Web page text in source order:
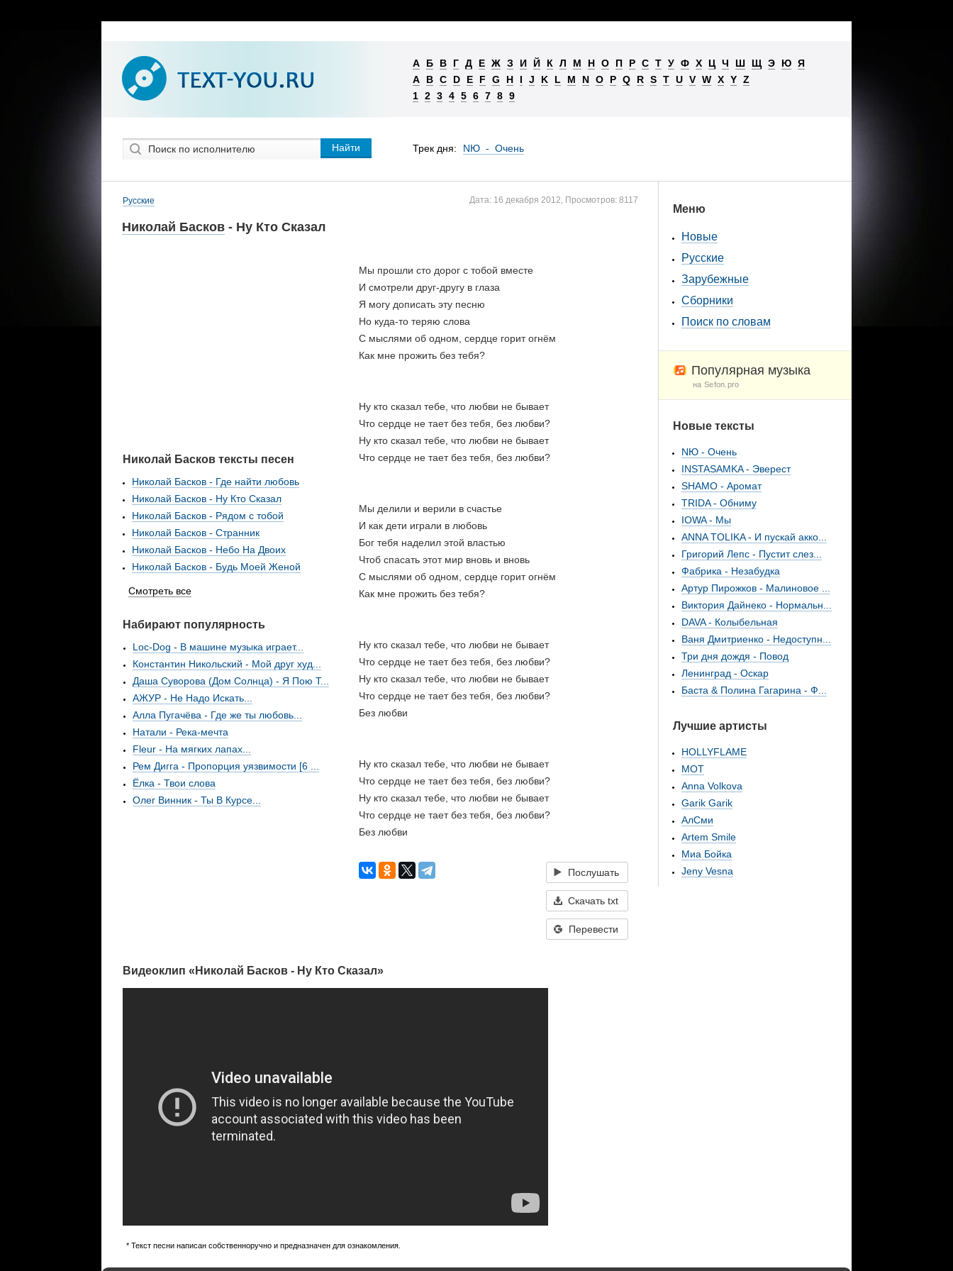
А Б В Г Д Е Ж З И Й К Л М Н О П Р С Т У Ф Х Ц Ч Ш Щ Э Ю Я
A
B C D E F G H I J K L M N O P Q R S T U V W X Y Z
1 2 3 4 5 6 7 8 9
Трек дня: NЮ - Очень
Русские Дата: 16 декабря 2012, Просмотров: 8117
Николай Басков - Ну Кто Сказал
Мы прошли сто дорог с тобой вместе
И смотрели друг-другу в глаза
Я могу дописать эту песню
Но куда-то теряю слова
С мыслями об одном, сердце горит огнём
Как мне прожить без тебя?
Ну кто сказал тебе, что любви не бывает
Что сердце не тает без тебя, без любви?
Ну кто сказал тебе, что любви не бывает
Что сердце не тает без тебя, без любви?
Мы делили и верили в счастье
И как дети играли в любовь
Бог тебя наделил этой властью
Чтоб спасать этот мир вновь и вновь
С мыслями об одном, сердце горит огнём
Как мне прожить без тебя?
Ну кто сказал тебе, что любви не бывает
Что сердце не тает без тебя, без любви?
Ну кто сказал тебе, что любви не бывает
Что сердце не тает без тебя, без любви?
Без любви
Ну кто сказал тебе, что любви не бывает
Что сердце не тает без тебя, без любви?
Ну кто сказал тебе, что любви не бывает
Что сердце не тает без тебя, без любви?
Без любви
Послушать
Скачать txt
Перевести
Николай Басков тексты песен
Николай Басков - Где найти любовь
Николай Басков - Ну Кто Сказал
Николай Басков - Рядом с тобой
Николай Басков - Странник
Николай Басков - Небо На Двоих
Николай Басков - Будь Моей Женой
Смотреть все
Набирают популярность
Loc-Dog - В машине музыка играет...
Константин Никольский - Мой друг худ...
Даша Суворова (Дом Солнца) - Я Пою Т...
АЖУР - Не Надо Искать...
Алла Пугачёва - Где же ты любовь...
Натали - Река-мечта
Flеur - На мягких лапах...
Рем Дигга - Пропорция уязвимости [6 ...
Ёлка - Твои слова
Олег Винник - Ты В Курсе...
Видеоклип «Николай Басков - Ну Кто Сказал»
* Текст песни написан собственноручно и предназначен для ознакомления.
Меню
Новые
Русские
Зарубежные
Сборники
Поиск по словам
Популярная музыка
на Sefon.pro
Новые тексты
NЮ - Очень
INSTASAMKA - Эверест
SHAMO - Аромат
TRIDA - Обниму
IOWA - Мы
ANNA TOLIKA - И пускай акко...
Григорий Лепс - Пустит слез...
Фабрика - Незабудка
Артур Пирожков - Малиновое ...
Виктория Дайнеко - Нормальн...
DAVA - Колыбельная
Ваня Дмитриенко - Недоступн...
Три дня дождя - Повод
Ленинград - Оскар
Баста & Полина Гагарина - Ф...
Лучшие артисты
HOLLYFLAME
МОТ
Anna Volkova
Garik Garik
АлСми
Artem Smile
Миа Бойка
Jeny Vesna